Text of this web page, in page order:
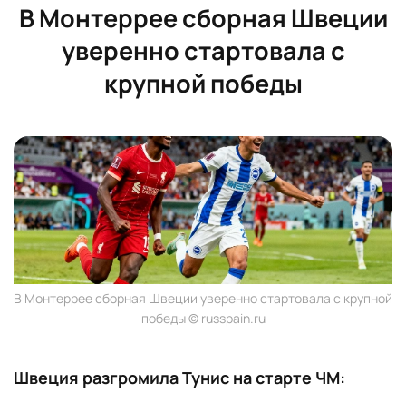
В Монтеррее сборная Швеции
уверенно стартовала с
крупной победы
В Монтеррее сборная Швеции уверенно стартовала с крупной
победы © russpain.ru
Швеция разгромила Тунис на старте ЧМ: